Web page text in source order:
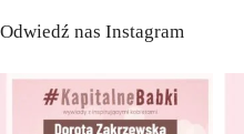
Odwiedź nas Instagram